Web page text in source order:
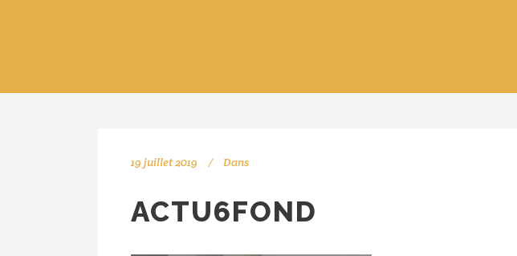
19 juillet 2019 Dans
ACTU6FOND